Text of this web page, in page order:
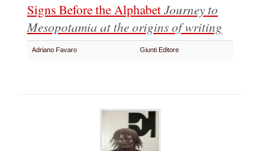
Signs Before the AlphabetJourney to
Mesopotamia at the origins of writing
Adriano Favaro Giunti Editore